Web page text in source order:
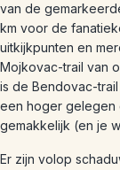
van de
km voor de
uitkijkpunten en
Mojkovac-trail van
is de Bendovac-
een hoger gelegen
gemakkelijk (en je
Er zijn volop